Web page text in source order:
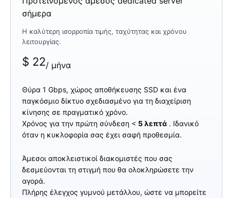
σήμερα
Η καλύτερη ισορροπία τιμής, ταχύτητας και χρόνου
λειτουργίας.
$ 22/ μήνα
Θύρα 1 Gbps, χώρος αποθήκευσης SSD και ένα
παγκόσμιο δίκτυο σχεδιασμένο για τη διαχείριση
κίνησης σε πραγματικό χρόνο.
Χρόνος για την πρώτη σύνδεση < 5 λεπτά . Ιδανικό
όταν η κυκλοφορία σας έχει σαφή προθεσμία.
Άμεσοι αποκλειστικοί διακομιστές που σας
δεσμεύονται τη στιγμή που θα ολοκληρώσετε την
αγορά.
Πλήρης έλεγχος γυμνού μετάλλου, ώστε να μπορείτε